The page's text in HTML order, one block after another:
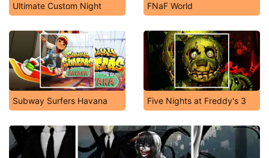
Ultimate Custom Night FNaF World
Subway Surfers Havana Five Nights at Freddy's 3